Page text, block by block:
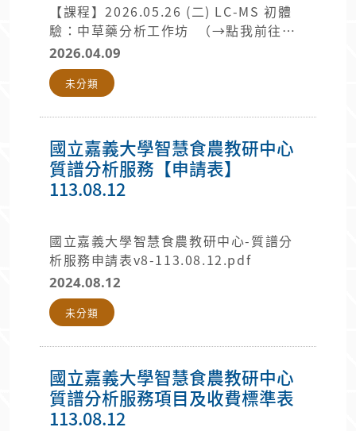
【課程】2026.05.26 (二) LC-MS 初體
驗：中草藥分析工作坊 （→點我前往報
名←）
2026.04.09
未分類
國立嘉義大學智慧食農教研中心
質譜分析服務【申請表】
113.08.12
國立嘉義大學智慧食農教研中心-質譜分
析服務申請表v8-113.08.12.pdf
2024.08.12
未分類
國立嘉義大學智慧食農教研中心
質譜分析服務項目及收費標準表
113.08.12